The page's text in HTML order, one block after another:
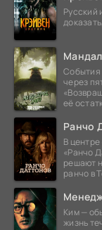
Русский
События
через
её
Ранчо
В
«Ранчо
решают
ранчо в
Ким —
жизнь